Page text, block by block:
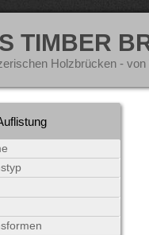
TIMBER
Holzbrücken -